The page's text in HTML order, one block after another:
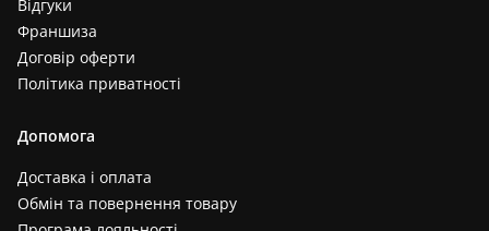
Відгуки
Франшиза
Договір оферти
Політика приватності
Допомога
Доставка і оплата
Обмін та повернення товару